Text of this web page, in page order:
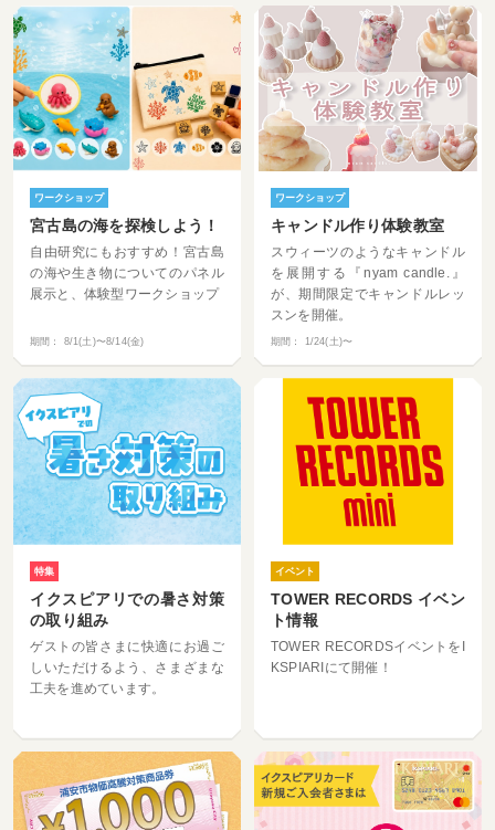
ワークショップ
宮古島の海を探検しよう！
自由研究にもおすすめ！宮古島
の海や生き物についてのパネル
展示と、体験型ワークショップ
期間： 8/1(土)〜8/14(金)
ワークショップ
キャンドル作り体験教室
スウィーツのようなキャンドル
を展開する『nyam candle.』
が、期間限定でキャンドルレッ
スンを開催。
期間： 1/24(土)〜
特集
イクスピアリでの暑さ対策
の取り組み
ゲストの皆さまに快適にお過ご
しいただけるよう、さまざまな
工夫を進めています。
イベント
TOWER RECORDS イベン
ト情報
TOWER RECORDSイベントをI
KSPIARIにて開催！